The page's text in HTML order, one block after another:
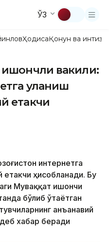
ЎЗ
ҲодисаҚонун ва
ишончли вакили:
уланиш
етакчи
интернетга
етакчи ҳисобланади. Бу
Муваққат ишончи
бўлиб ўтаётган
анъанавий
хабар беради